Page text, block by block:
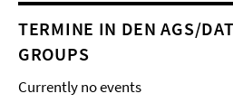
TERMINE IN DEN AGS/
GROUPS
Currently no events